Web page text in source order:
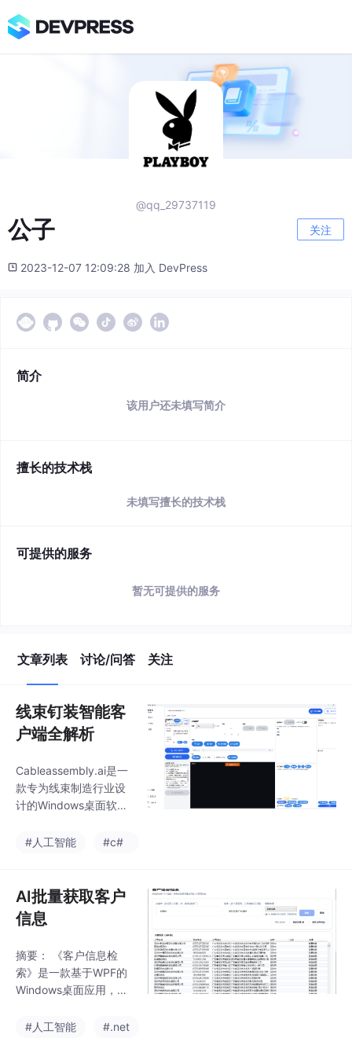
@qq_29737119
️公子 关注
2023-12-07 12:09:28 加入 DevPress
简介
该用户还未填写简介
擅长的技术栈
未填写擅长的技术栈
可提供的服务
暂无可提供的服务
文章列表 讨论/问答 关注
线束钉装智能客
户端全解析
Cableassembly.ai是一
款专为线束制造行业设
计的Windows桌面软
加工流程配置、MES对
式图纸导入（DXF/DW
G/SVG/PDF）、矢量编
辑、加工流程可视化分
持多屏拼接）、MES工
单对接以及AI智能工艺
问答。该软件采用.haila
目，支持离线操作大部
#人工智能 #c#
AI批量获取客户
信息
摘要： 《客户信息检
索》是一款基于WPF的
Windows桌面应用，支
PI按行业关键词（如“线
#人工智能 #.net